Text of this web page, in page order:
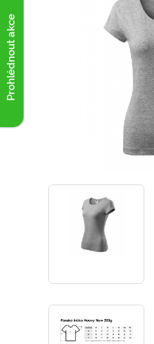
Prohlédnout akce